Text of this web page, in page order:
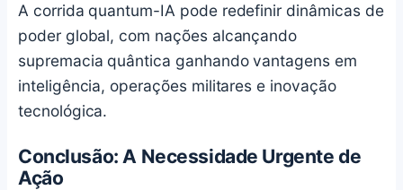
A corrida quantum-IA pode redefinir dinâmicas de
poder global, com nações alcançando
supremacia quântica ganhando vantagens em
inteligência, operações militares e inovação
tecnológica.
Conclusão: A Necessidade Urgente de
Ação